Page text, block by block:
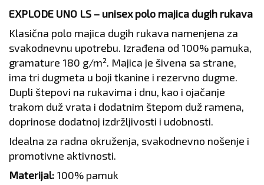
EXPLODE UNO LS – unisex polo majica dugih rukava
Klasična polo majica dugih rukava namenjena za
svakodnevnu upotrebu. Izrađena od 100% pamuka,
gramature 180 g/m². Majica je šivena sa strane,
ima tri dugmeta u boji tkanine i rezervno dugme.
Dupli štepovi na rukavima i dnu, kao i ojačanje
trakom duž vrata i dodatnim štepom duž ramena,
doprinose dodatnoj izdržljivosti i udobnosti.
Idealna za radna okruženja, svakodnevno nošenje i
promotivne aktivnosti.
Materijal: 100% pamuk